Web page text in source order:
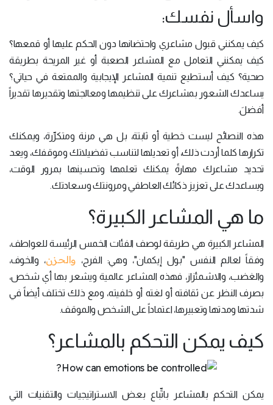
واسأل نفسك:
كيف يمكنني قبول مشاعري واحتضانها دون الحكم عليها أو قمعها؟
كيف يمكنني التعامل مع المشاعر الصعبة أو غير المريحة بطريقة
صحية؟ كيف أستطيع تنمية المشاعر الإيجابية والممتعة في حياتي؟
يساعدك الشعور بمشاعرك على تنظيمها ومعالجتها وتقديرها تقديراً
أفضلَ.
هذه النصائح ليست خطية أو ثابتة، بل هي مرنة ومتكرِّرة، ويمكنك
تكرارها كلما أردت ذلك، أو تعديلها لتناسب تفضيلاتك وموقفك، ويعد
تحديد مشاعرك مهارةً يمكنك تعلمها وتحسينها بمرور الوقت،
ويساعدك على تعزيز ذكائك العاطفي ومرونتك وسعادتك.
ما هي المشاعر الكبيرة؟
المشاعر الكبيرة هي طريقة لوصف الفئات الخمس الرئيسة للعواطف،
وفقاً لعالم النفس "بول إيكمان"، وهي: الفرح، والحزن، والخوف،
والغضب، والاشمئزاز، فهذه المشاعر عالمية ويشعر بها أي شخص،
بصرف النظر عن ثقافته أو لغته أو خلفيته، ومع ذلك تختلف أيضاً في
شدتها ومدتها وتعبيرها، اعتماداً على الشخص والموقف.
كيف يمكن التحكم بالمشاعر؟
يمكن التحكم بالمشاعر باتِّباع بعض الاستراتيجيات والتقنيات التي